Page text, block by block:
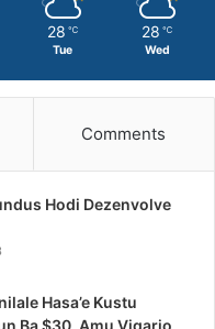
28 ℃
Tue
28 ℃
Wed
Comments
Hodi Dezenvolve
Hasa’e Kustu
Ba $30, Amu Vigario